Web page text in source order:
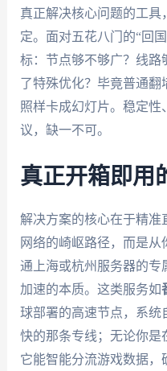
真正解决核心问题的工具
定。面对五花八门的“回
标：节点够不够广？线路
了特殊优化？毕竟普通
照样卡成幻灯片。稳定
议，缺一不可。
真正开箱即用
解决方案的核心在于精准
网络的崎岖路径，而是
通上海或杭州服务器的专
加速的本质。这类服务如
球部署的高速节点，系
快的那条专线；无论你是
它能智能分流游戏数据，